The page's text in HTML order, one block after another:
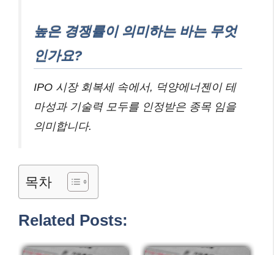
높은 경쟁률이 의미하는 바는 무엇
인가요?
IPO 시장 회복세 속에서, 덕양에너젠이 테
마성과 기술력 모두를 인정받은 종목 임을
의미합니다.
목차
Related Posts: